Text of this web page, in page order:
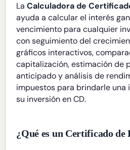
LaCalculadora de
ayuda a calcular el interés
vencimiento para cualquier
con seguimiento del
gráficos interactivos,
capitalización, estimación de
anticipado y análisis de
impuestos para brindarle una
su inversión en CD.
¿Qué es un Certificado de